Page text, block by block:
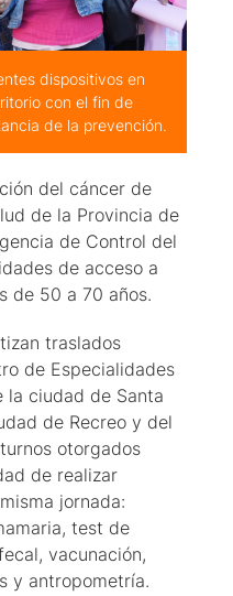
dispositivos en
con el fin de
de la prevención.
del cáncer de
de la Provincia de
de Control del
de acceso a
de 50 a 70 años.
traslados
de Especialidades
la ciudad de Santa
de Recreo y del
otorgados
de realizar
jornada:
test de
vacunación,
y antropometría.